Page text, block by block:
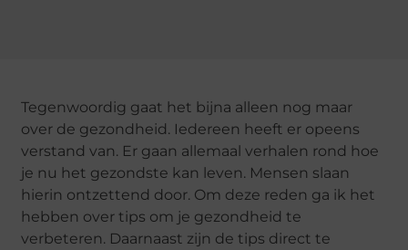
Tegenwoordig gaat het bijna alleen nog maar
over de gezondheid. Iedereen heeft er opeens
verstand van. Er gaan allemaal verhalen rond hoe
je nu het gezondste kan leven. Mensen slaan
hierin ontzettend door. Om deze reden ga ik het
hebben over tips om je gezondheid te
verbeteren. Daarnaast zijn de tips direct te